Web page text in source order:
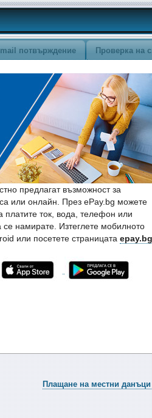
потвърждение Проверка на
предлагат възможност за
или онлайн. През ePay.bg можете
платите ток, вода, телефон или
се намирате. Изтеглете мобилното
или посетете страницата
Плащане на местни данъци